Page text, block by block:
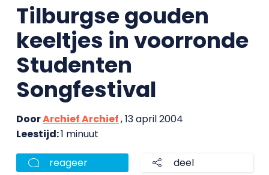
Tilburgse gouden
keeltjes in voorronde
Studenten
Songfestival
DoorArchief Archief, 13 april 2004
Leestijd:1 minuut
reageer deel